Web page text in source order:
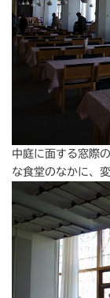
中庭に面する窓際
な食堂のなかに、